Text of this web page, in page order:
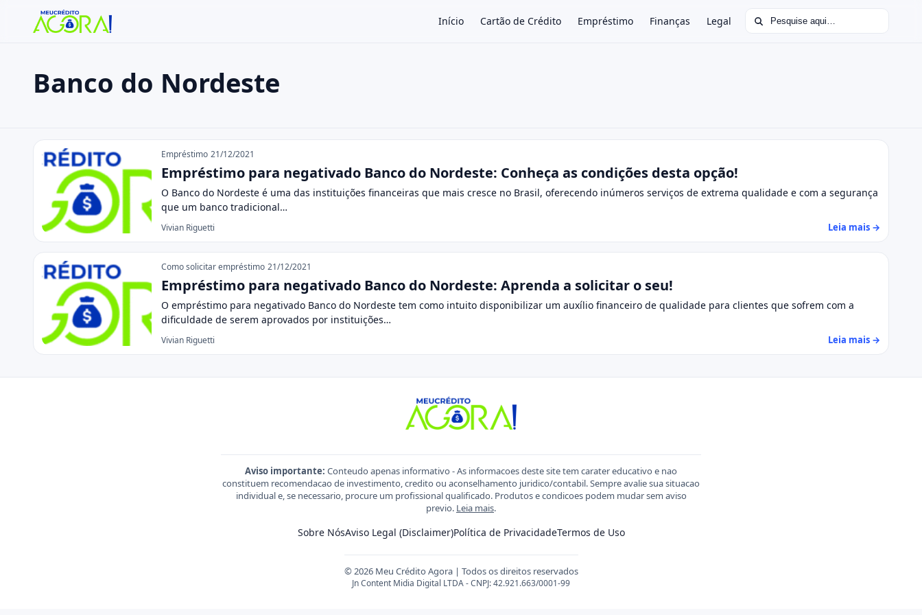
Início Cartão de Crédito Empréstimo Finanças Legal Buscar por:
Buscar no site
Pressione Enter para buscar ou ESC para fechar.
Banco do Nordeste
Banco do Nordeste
Empréstimo 21/12/2021
Empréstimo para negativado Banco do Nordeste: Conheça as condições desta opção!
O Banco do Nordeste é uma das instituições financeiras que mais cresce no Brasil, oferecendo inúmeros serviços de extrema qualidade e com a segurança
que um banco tradicional…
Vivian Riguetti Leia mais →
Como solicitar empréstimo 21/12/2021
Empréstimo para negativado Banco do Nordeste: Aprenda a solicitar o seu!
O empréstimo para negativado Banco do Nordeste tem como intuito disponibilizar um auxílio financeiro de qualidade para clientes que sofrem com a
dificuldade de serem aprovados por instituições…
Vivian Riguetti Leia mais →
Aviso importante: Conteudo apenas informativo - As informacoes deste site tem carater educativo e nao
constituem recomendacao de investimento, credito ou aconselhamento juridico/contabil. Sempre avalie sua situacao
individual e, se necessario, procure um profissional qualificado. Produtos e condicoes podem mudar sem aviso
previo. Leia mais.
Sobre NósAviso Legal (Disclaimer)Política de PrivacidadeTermos de Uso
© 2026 Meu Crédito Agora | Todos os direitos reservados
Jn Content Midia Digital LTDA - CNPJ: 42.921.663/0001-99